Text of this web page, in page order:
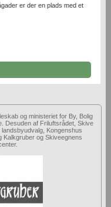
er der en plads med et
og ministeriet for By, Bolig
Desuden af Friluftsrådet, Skive
Kongenshus
Kalkgruber og Skiveegnens